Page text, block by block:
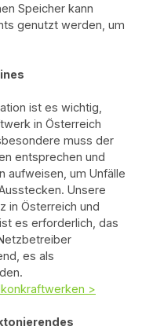
Speicher kann
genutzt werden, um
ist es wichtig,
in Österreich
muss der
entsprechen und
aufweisen, um Unfälle
Unsere
in Österreich und
es erforderlich, das
es als
>